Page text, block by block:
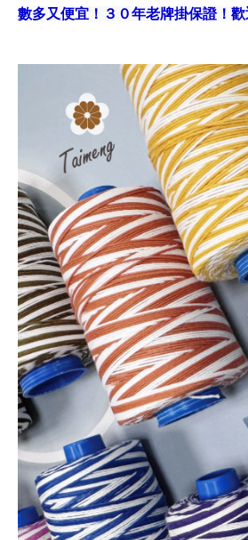
數多又便宜！３０年老牌掛保證！歡